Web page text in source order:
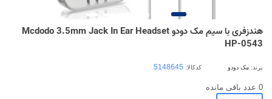
هندزفری با سیم مک دودو Mcdodo 3.5mm Jack In Ear Headset
HP-0543
برند: مک دودو کدکالا:
0 عدد باقی مانده